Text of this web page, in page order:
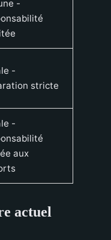
-
-
stricte
-
aux
actuel